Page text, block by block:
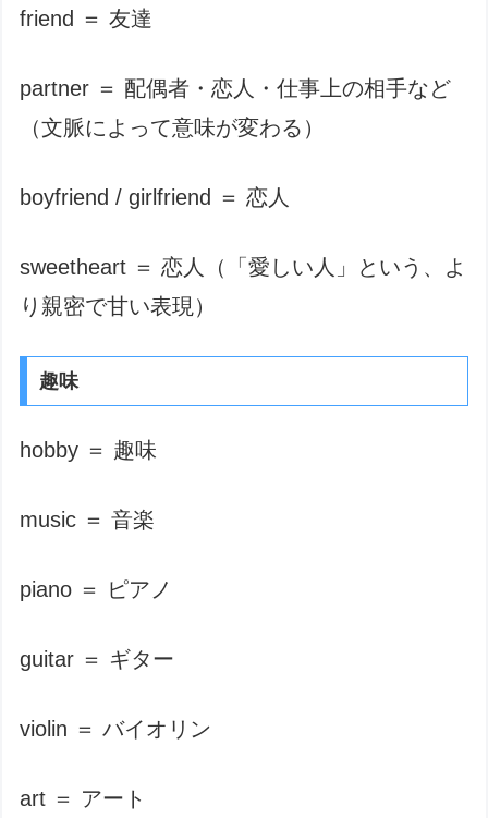
friend ＝ 友達
partner ＝ 配偶者・恋人・仕事上の相手など
（文脈によって意味が変わる）
boyfriend / girlfriend ＝ 恋人
sweetheart ＝ 恋人（「愛しい人」という、よ
り親密で甘い表現）
趣味
hobby ＝ 趣味
music ＝ 音楽
piano ＝ ピアノ
guitar ＝ ギター
violin ＝ バイオリン
art ＝ アート